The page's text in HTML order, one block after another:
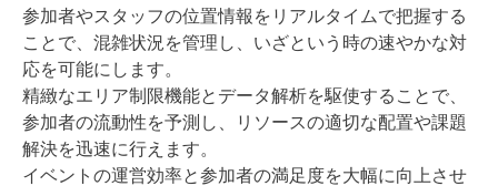
参加者やスタッフの位置情報をリアルタイムで把握する
ことで、混雑状況を管理し、いざという時の速やかな対
応を可能にします。
精緻なエリア制限機能とデータ解析を駆使することで、
参加者の流動性を予測し、リソースの適切な配置や課題
解決を迅速に行えます。
イベントの運営効率と参加者の満足度を大幅に向上させ